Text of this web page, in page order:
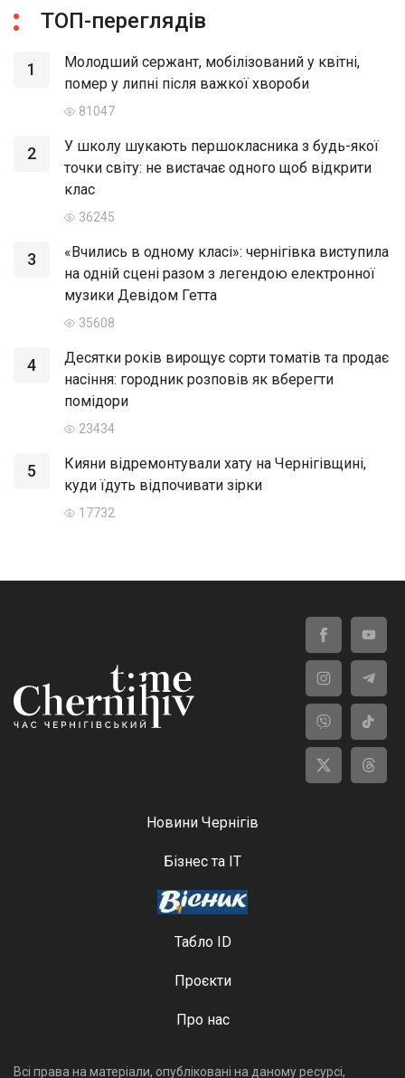
ТОП-переглядів
1
Молодший сержант, мобілізований у квітні,
помер у липні після важкої хвороби
81047
2
У школу шукають першокласника з будь-якої
точки світу: не вистачає одного щоб відкрити
клас
36245
3
«Вчились в одному класі»: чернігівка виступила
на одній сцені разом з легендою електронної
музики Девідом Гетта
35608
4
Десятки років вирощує сорти томатів та продає
насіння: городник розповів як вберегти
помідори
23434
5
Кияни відремонтували хату на Чернігівщині,
куди їдуть відпочивати зірки
17732
Новини Чернігів
Бізнес та ІТ
Табло ID
Проєкти
Про нас
Всі права на матеріали, опубліковані на даному ресурсі,